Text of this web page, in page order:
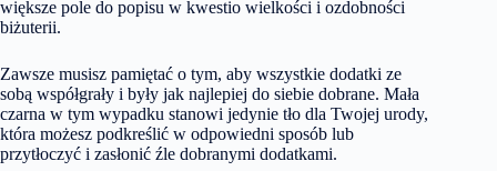
większe pole do popisu w kwestio wielkości i ozdobności
biżuterii.
Zawsze musisz pamiętać o tym, aby wszystkie dodatki ze
sobą współgrały i były jak najlepiej do siebie dobrane. Mała
czarna w tym wypadku stanowi jedynie tło dla Twojej urody,
która możesz podkreślić w odpowiedni sposób lub
przytłoczyć i zasłonić źle dobranymi dodatkami.